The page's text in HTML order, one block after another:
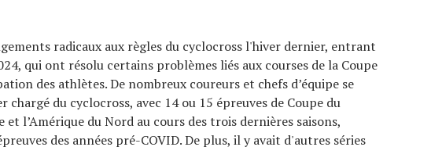
radicaux aux règles du cyclocross l'hiver dernier, entrant
qui ont résolu certains problèmes liés aux courses de la Coupe
des athlètes. De nombreux coureurs et chefs d’équipe se
du cyclocross, avec 14 ou 15 épreuves de Coupe du
et l’Amérique du Nord au cours des trois dernières saisons,
des années pré-COVID. De plus, il y avait d'autres séries